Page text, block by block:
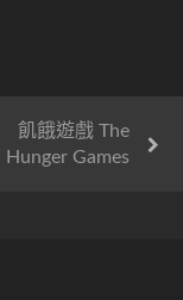
飢餓遊戲 The
Hunger Games